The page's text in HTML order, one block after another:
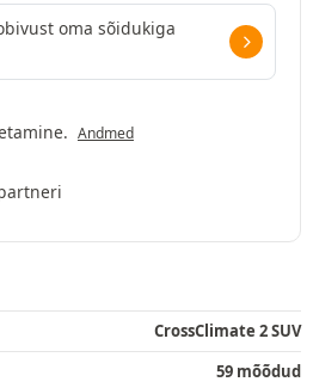
oma sõidukiga
Andmed
CrossClimate 2 SUV
59 mõõdud